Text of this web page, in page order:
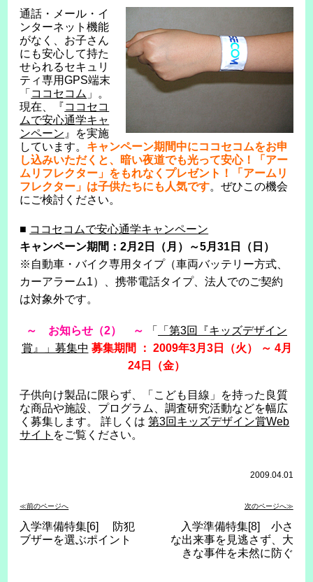
通話・メール・イ
ンターネット機能
がなく、お子さん
にも安心して持た
せられるセキュリ
ティ専用GPS端末
「 ココセコム 」。
現在、『 ココセコ
ムで安心通学キャ
ンペーン』を実施
しています。 キャンペーン期間中にココセコムをお申
し込みいただくと、暗い夜道でも光って安心！「アー
ムリフレクター」をもれなくプレゼント！「アームリ
フレクター」は子供たちにも人気です。ぜひこの機会
にご検討ください。
■ ココセコムで安心通学キャンペーン
キャンペーン期間：2月2日（月）～5月31日（日）
※自動車・バイク専用タイプ（車両バッテリー方式、
カーアラーム1）、携帯電話タイプ、法人でのご契約
は対象外です。
～ お知らせ（2） ～ 「
「第3回『キッズデザイン
賞』」募集中 募集期間 ： 2009年3月3日（火） ～ 4月
24日（金）
子供向け製品に限らず、「こども目線」を持った良質
な商品や施設、プログラム、調査研究活動などを幅広
く募集します。 詳しくは第3回キッズデザイン賞Web
サイト をご覧ください。
2009.04.01
≪前のページへ 次のページへ≫
入学準備特集[6] 防犯
ブザーを選ぶポイント
入学準備特集[8] 小さ
な出来事を見逃さず、大
きな事件を未然に防ぐ